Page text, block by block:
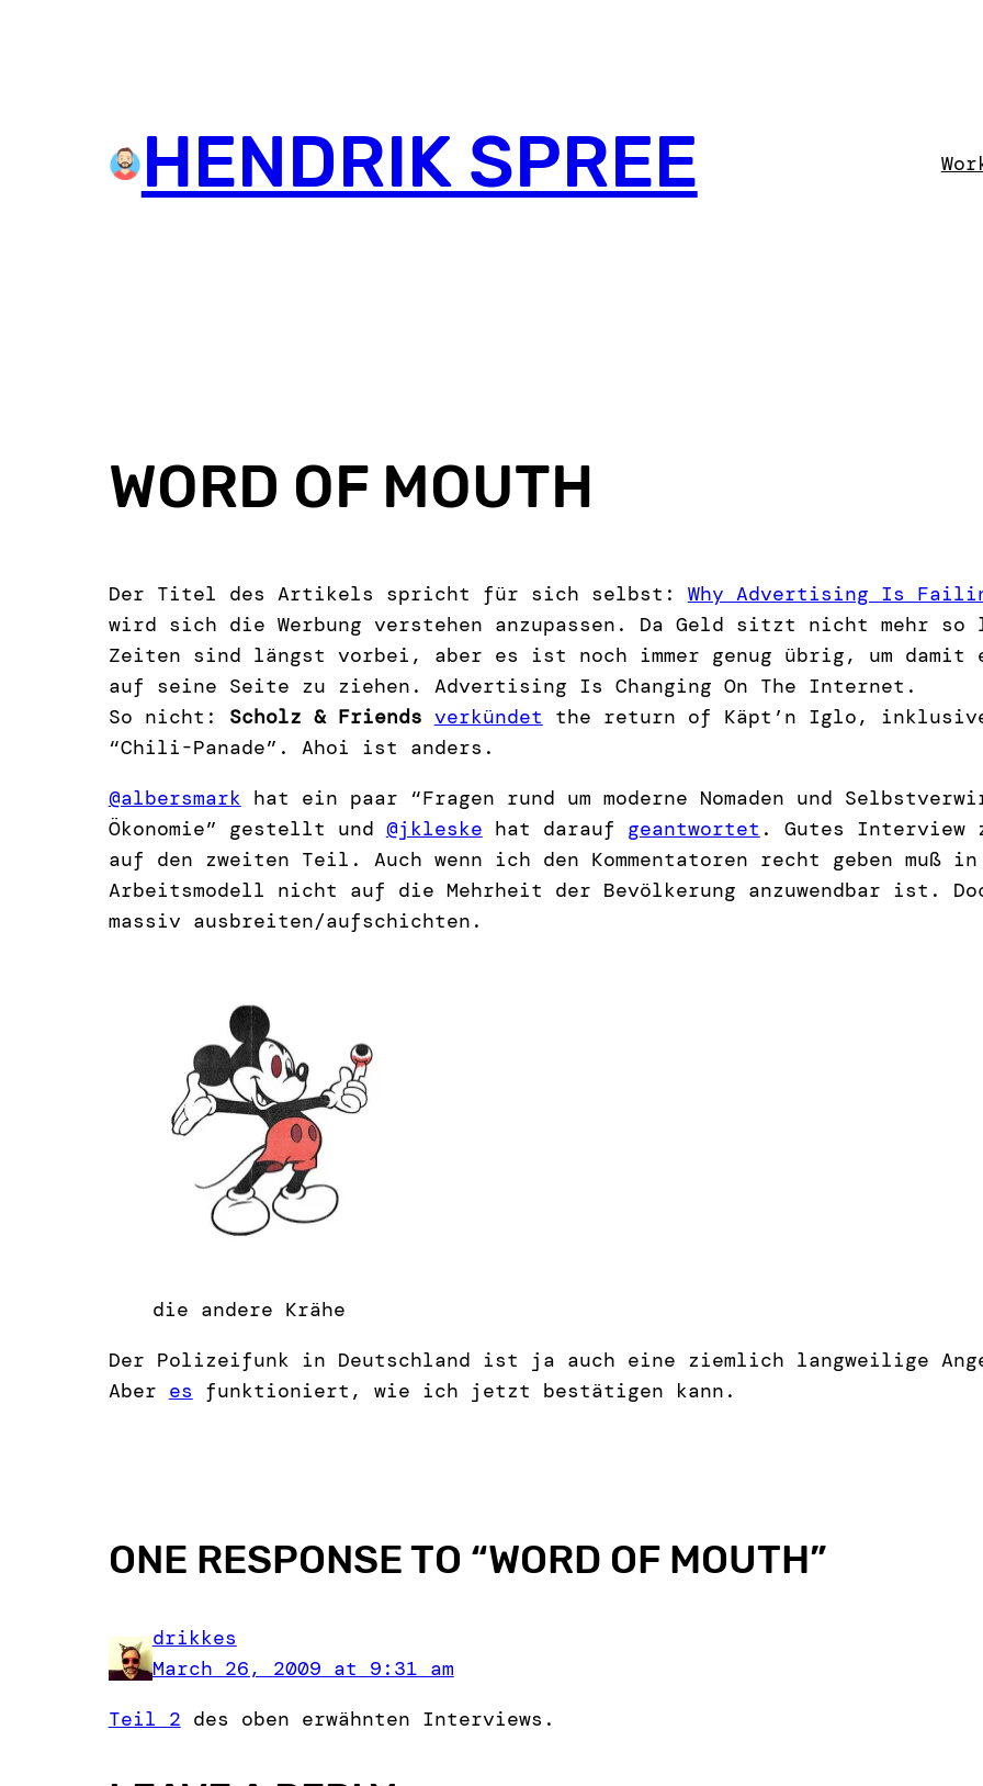
HENDRIK SPREE
WORD OF MOUTH
Der Titel des Artikels spricht für sich selbst: Why Advertising Is
wird sich die Werbung verstehen anzupassen. Da Geld sitzt nicht mehr
Zeiten sind längst vorbei, aber es ist noch immer genug übrig, um damit
auf seine Seite zu ziehen. Advertising Is Changing On The Internet.
So nicht: Scholz & Friends verkündet the return of Käpt’n Iglo, inklusive
“Chili-Panade”. Ahoi ist anders.
@albersmark hat ein paar “Fragen rund um moderne Nomaden und
Ökonomie” gestellt und @jkleske hat darauf geantwortet . Gutes Interview
auf den zweiten Teil. Auch wenn ich den Kommentatoren recht geben muß
Arbeitsmodell nicht auf die Mehrheit der Bevölkerung anzuwendbar ist.
massiv ausbreiten/aufschichten.
die andere Krähe
Der Polizeifunk in Deutschland ist ja auch eine ziemlich langweilige
Aber es funktioniert, wie ich jetzt bestätigen kann.
ONE RESPONSE TO “WORD OF MOUTH”
drikkes
March 26, 2009 at 9:31 am
Teil 2 des oben erwähnten Interviews.